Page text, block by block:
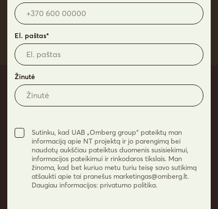
**Vizualizacija yra tik preliminarus projekto vaizdas, kurio detalės
gali kisti.
Dabar išsirinkti naujus
namus – YZY
Susisiekite telefonu arba pildykite užklausą ir
gaukite asmeninį pasiūlymą, kol pasirinkimas –
didžiausias.
El. paštas*
Žinutė
Sutinku, kad UAB „Omberg group“ pateiktų man
informaciją apie NT projektą ir jo parengimą bei
naudotų aukščiau pateiktus duomenis susisiekimui,
informacijos pateikimui ir rinkodaros tikslais. Man
žinoma, kad bet kuriuo metu turiu teisę savo sutikimą
atšaukti apie tai pranešus marketingas@omberg.lt.
Daugiau informacijos: privatumo politika.